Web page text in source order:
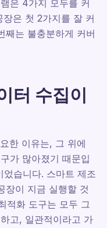
은 4가지 모두를 커
은 첫 2가지를 잘 커
째는 불충분하게 커버
터 수집이
한 이유는, 그 위에
가 많아졌기 때문입
습니다. 스마트 제조
장이 지금 실행할 것
적화 도구는 모두 그
고, 일관적이라고 가